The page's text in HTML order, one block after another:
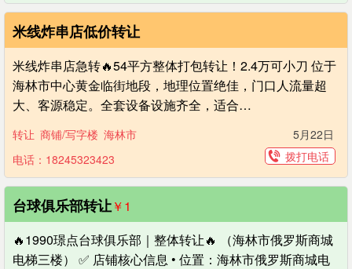
米线炸串店低价转让
米线炸串店急转🔥54平方整体打包转让！2.4万可小刀 位于
海林市中心黄金临街地段，地理位置绝佳，门口人流量超
大、客源稳定。全套设备设施齐全，适合…
转让 商铺/写字楼 海林市
5月22日
电话：18245323423
拨打电话
台球俱乐部转让￥1
🔥1990璟点台球俱乐部｜整体转让🔥 （海林市俄罗斯商城
电梯三楼） ✅ 店铺核心信息 • 位置：海林市俄罗斯商城电